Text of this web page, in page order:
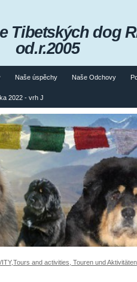
Naše úspěchy Naše Odchovy
2022 - vrh J
Tibetských dog
od.r.2005
and activities, Touren und Aktivitäten